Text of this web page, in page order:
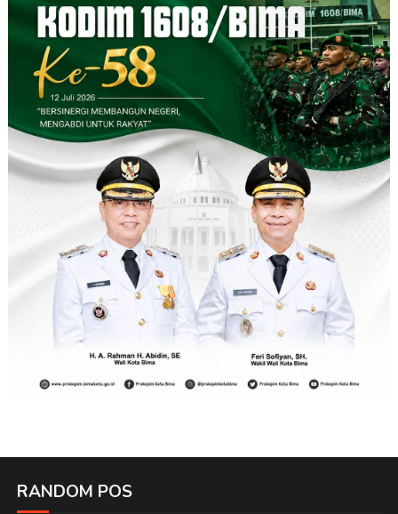
RANDOM POS